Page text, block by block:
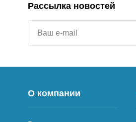
Рассылка новостей
О компании